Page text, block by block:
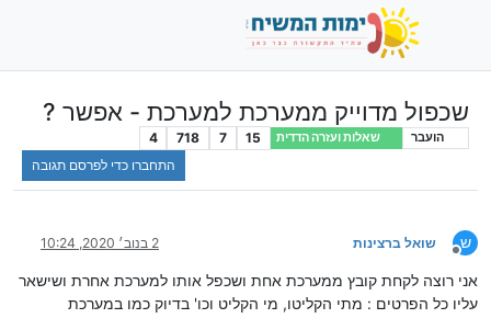
שכפול מדוייק ממערכת למערכת - אפשר ?
הועבר שאלות ועזרה הדדית 15
7
718
4
התחברו כדי לפרסם תגובה
ש
מנותק
שואל ברצינות 2 בנוב׳ 2020, 10:24
אני רוצה לקחת קובץ ממערכת אחת ושכפל אותו למערכת אחרת ושישאר
עליו כל הפרטים : מתי הקליטו, מי הקליט וכו' בדיוק כמו במערכת